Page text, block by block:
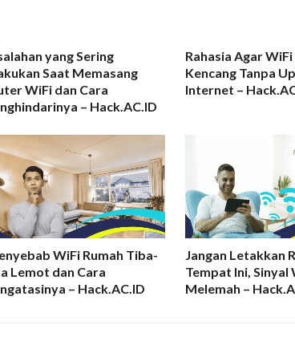
yang Sering
Saat Memasang
WiFi dan Cara
– Hack.AC.ID
Rahasia Agar
Kencang Tanpa
Internet –
WiFi Rumah Tiba-
Lemot dan Cara
– Hack.AC.ID
Jangan Letakkan
Tempat Ini, Sinyal
Melemah –